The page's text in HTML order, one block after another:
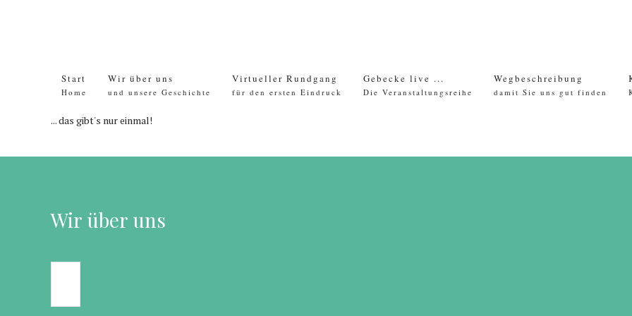
Start
Home
Wir über uns
und unsere Geschichte
Virtueller Rundgang
für den ersten Eindruck
Gebecke live ...
Die Veranstaltungsreihe
Wegbeschreibung
damit Sie uns gut finden
... das gibt's nur einmal!
Wir über uns